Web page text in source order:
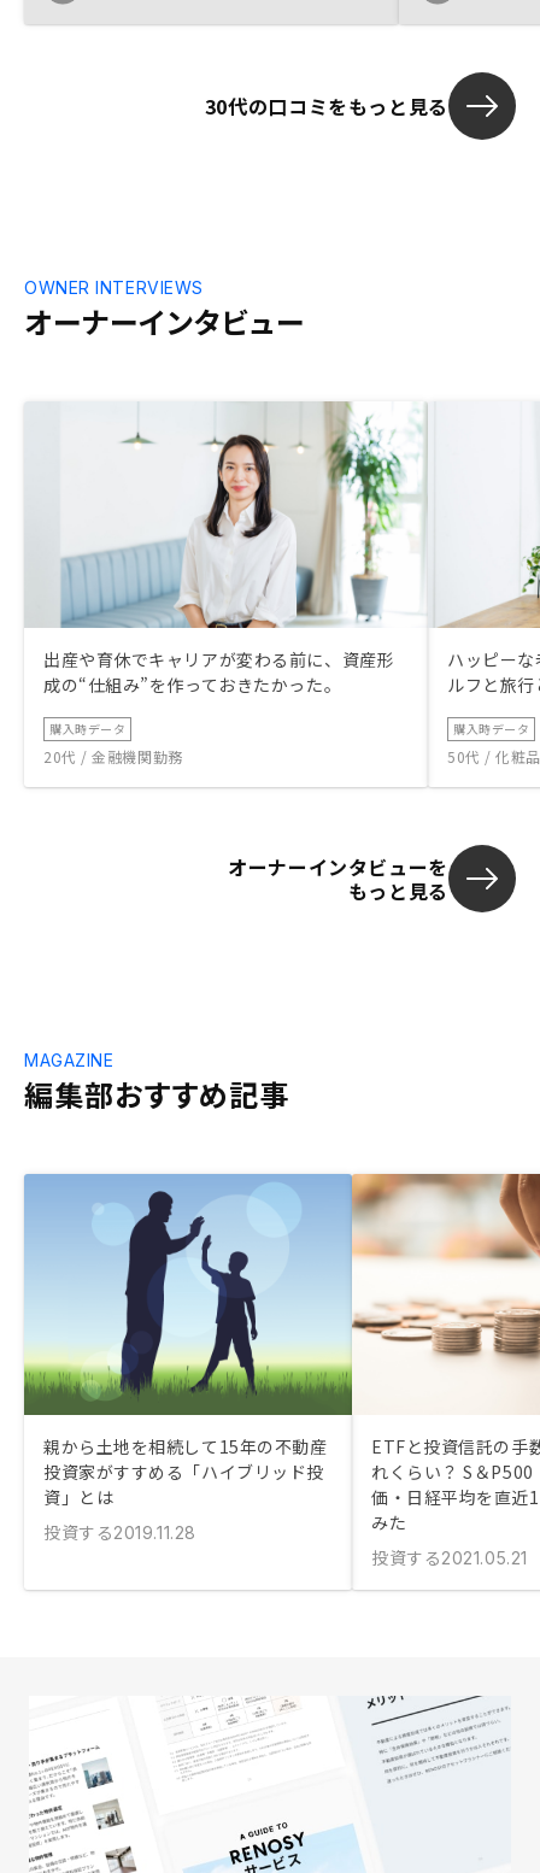
部任せられる
岐点などが、
計算できるツ
した。
30代の口コミをもっと見る
オーナーインタビュー
OWNER INTERVIEWS
出産や育休でキャリアが変わる前に、資産形
成の“仕組み”を作っておきたかった。
購入時データ
20代 / 金融機関勤務
ハッピー
ルフと旅
購入時データ
50代 / 化粧
オーナーインタビューを
もっと見る
編集部おすすめ記事
MAGAZINE
親から土地を相続して15年の不動産
投資家がすすめる「ハイブリッド投
資」とは
投資する2019.11.28
ETFと投資信託の手
れくらい？ S＆
価・日経平均を直近
みた
投資する2021.05.21